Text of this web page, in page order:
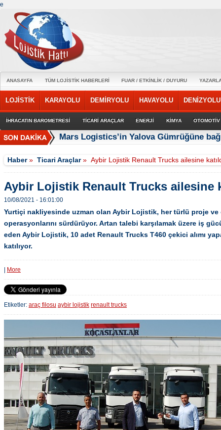
e
ANASAYFA TÜM LOJİSTİK HABERLERİ FUAR / ETKİNLİK / DUYURU
LOJİSTİK KARAYOLU DEMİRYOLU HAVAYOLU DENİZYOLU
İHRACATIN BAROMETRESİ TİCARİ ARAÇLAR ENERJİ KİMYA OTOMOTİV
Mars Logistics’in Yalova Gümrüğüne
Haber»Ticari Araçlar»Aybir Lojistik Renault Trucks ailesine
Aybir Lojistik Renault Trucks ailesine
10/08/2021 - 16:01:00
Yurtiçi nakliyesinde uzman olan Aybir Lojistik, her türlü proje
operasyonlarını sürdürüyor. Artan talebi karşılamak üzere iş
eden Aybir Lojistik, 10 adet Renault Trucks T460 çekici alımı
katılıyor.
More
Etiketler: araç filosu aybir lojistik renault trucks